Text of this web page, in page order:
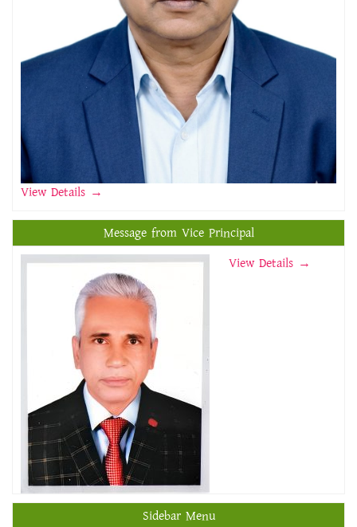
View Details →
Message from Vice Principal
View Details →
Sidebar Menu